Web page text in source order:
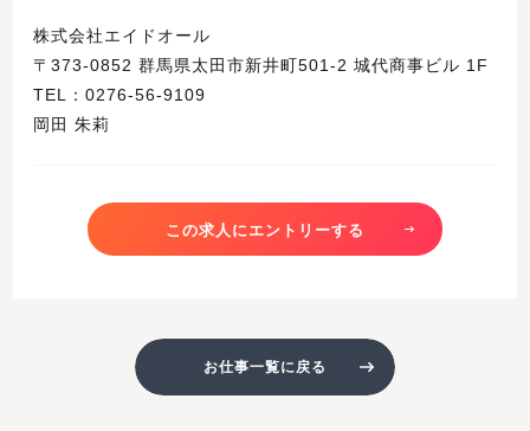
株式会社エイドオール
〒373-0852 群馬県太田市新井町501-2 城代商事ビル 1F
TEL：0276-56-9109
岡田 朱莉
この求人にエントリーする
お仕事一覧に戻る